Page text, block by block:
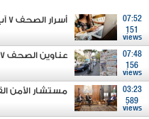
07:52
151
views
أسرار الصحف 7 آب 2026
07:48
156
views
عناوين الصحف 7 آب 2026
03:23
589
views
مستشار الأمن